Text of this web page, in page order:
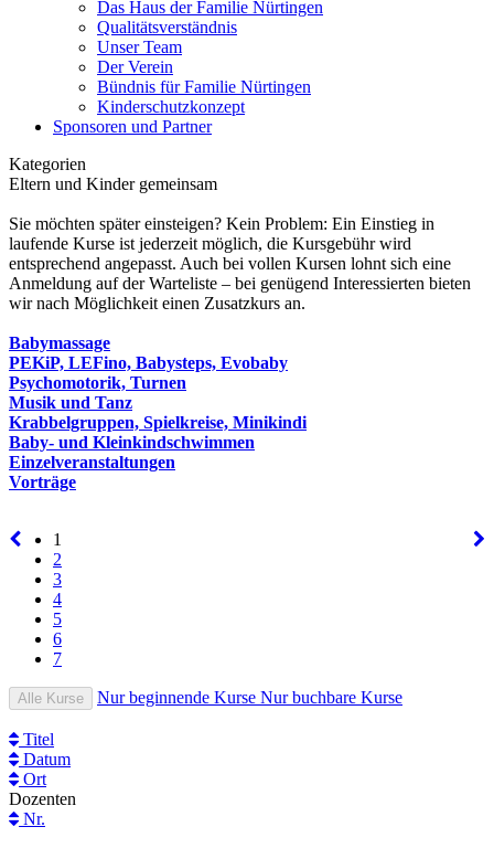
Das Haus der Familie Nürtingen
Qualitätsverständnis
Unser Team
Der Verein
Bündnis für Familie Nürtingen
Kinderschutzkonzept
Sponsoren und Partner
Kategorien
Eltern und Kinder gemeinsam
Sie möchten später einsteigen? Kein Problem: Ein Einstieg in
laufende Kurse ist jederzeit möglich, die Kursgebühr wird
entsprechend angepasst. Auch bei vollen Kursen lohnt sich eine
Anmeldung auf der Warteliste – bei genügend Interessierten bieten
wir nach Möglichkeit einen Zusatzkurs an.
Babymassage
PEKiP, LEFino, Babysteps, Evobaby
Psychomotorik, Turnen
Musik und Tanz
Krabbelgruppen, Spielkreise, Minikindi
Baby- und Kleinkindschwimmen
Einzelveranstaltungen
Vorträge
1
2
3
4
5
6
7
Alle Kurse Nur beginnende Kurse Nur buchbare Kurse
Titel
Datum
Ort
Dozenten
Nr.